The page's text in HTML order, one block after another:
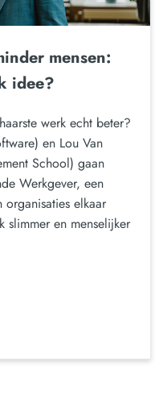
mensen:
idee?
werk echt beter?
en Lou Van
School) gaan
Werkgever, een
organisaties elkaar
slimmer en menselijker